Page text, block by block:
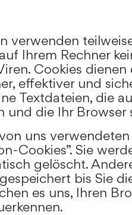
verwenden
Ihrem Rechner
Cookies
effektiver und
Textdateien, die
und die Ihr Browser
uns
Cookies”. Sie
gelöscht.
bis Sie
es uns, Ihren